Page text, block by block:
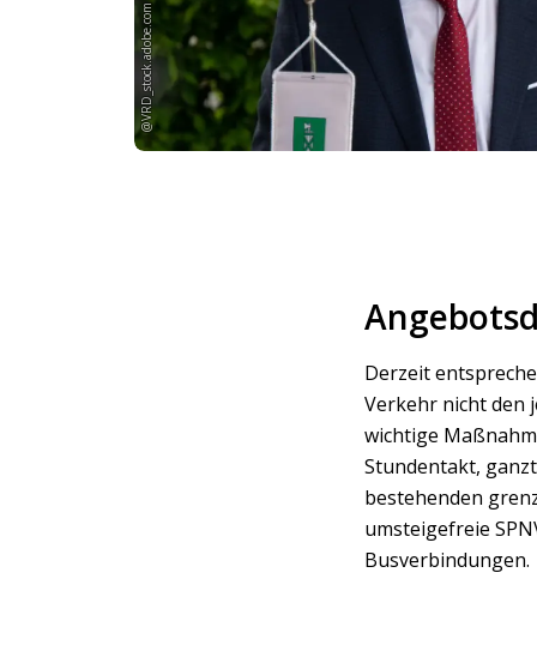
@VRD_stock.adobe.com
Derzeit
Verkehr nicht den
wichtige
Stundentakt,
bestehenden
umsteigefreie
Busverbindungen.